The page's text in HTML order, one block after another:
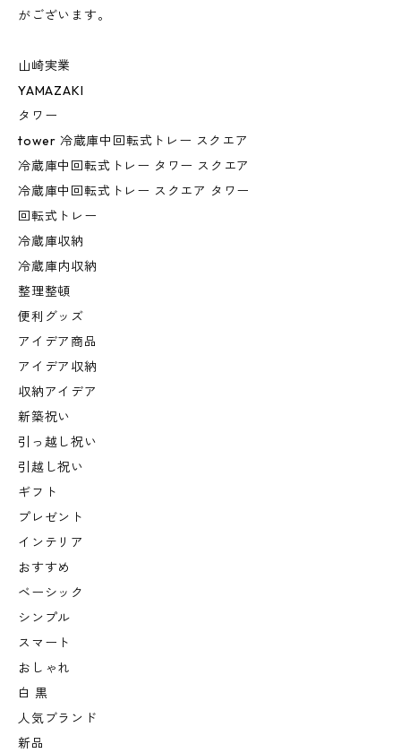
がございます。
山崎実業
YAMAZAKI
タワー
tower 冷蔵庫中回転式トレー スクエア
冷蔵庫中回転式トレー タワー スクエア
冷蔵庫中回転式トレー スクエア タワー
回転式トレー
冷蔵庫収納
冷蔵庫内収納
整理整頓
便利グッズ
アイデア商品
アイデア収納
収納アイデア
新築祝い
引っ越し祝い
引越し祝い
ギフト
プレゼント
インテリア
おすすめ
ベーシック
シンプル
スマート
おしゃれ
白 黒
人気ブランド
新品